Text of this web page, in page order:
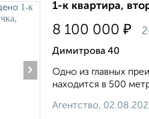
›
1-к квартира,
8 100 000 ₽
Димитрова 40
Одно из главных
находится в 500
Агентство,